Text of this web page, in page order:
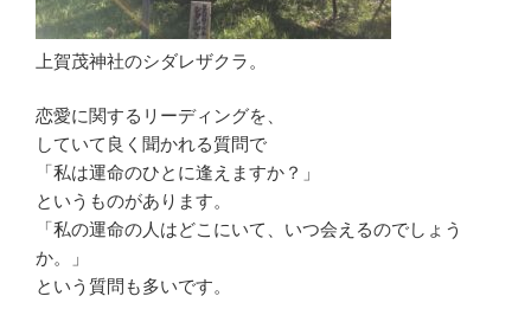
上賀茂神社のシダレザクラ。
恋愛に関するリーディングを、
していて良く聞かれる質問で
「私は運命のひとに逢えますか？」
というものがあります。
「私の運命の人はどこにいて、いつ会えるのでしょう
か。」
という質問も多いです。